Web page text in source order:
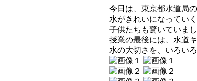
今日は、東京都水道局
水がきれいになってい
子供たちも驚いていまし
授業の最後には、水道
水の大切さを、いろい